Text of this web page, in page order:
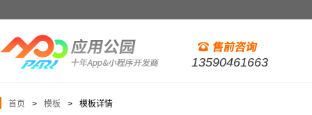
13590461663
首页 > 模板 > 模板详情